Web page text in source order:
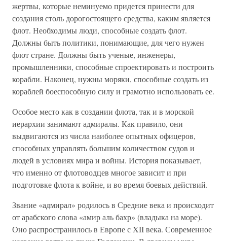
жертвы, которые неминуемо придется принести для
создания столь дорогостоящего средства, каким является
флот. Необходимы люди, способные создать флот.
Должны быть политики, понимающие, для чего нужен
флот стране. Должны быть ученые, инженеры,
промышленники, способные спроектировать и построить
корабли. Наконец, нужны моряки, способные создать из
кораблей боеспособную силу и грамотно использовать ее.
Особое место как в создании флота, так и в морской
иерархии занимают адмиралы. Как правило, они
выдвигаются из числа наиболее опытных офицеров,
способных управлять большим количеством судов и
людей в условиях мира и войны. История показывает,
что именно от флотоводцев многое зависит и при
подготовке флота к войне, и во время боевых действий.
Звание «адмирал» родилось в Средние века и происходит
от арабского слова «амир аль бахр» (владыка на море).
Оно распространилось в Европе с XII века. Современное